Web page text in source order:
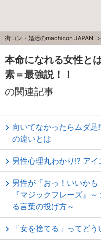
街コン・婚活のmachicon JAPAN
本命になれる女性と
素＝最強説！！
の関連記事
向いてなかったらムダ
の違いとは
男性心理丸わかり!? ア
男性が「おっ！いいか
『マジックフレーズ』
る言葉の投げ方～
「女を捨てる」ってど